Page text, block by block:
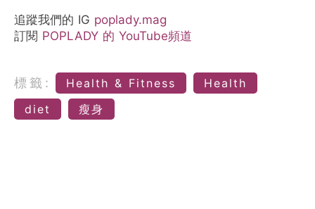
追蹤我們的 IG poplady.mag
訂閱 POPLADY 的 YouTube頻道
標籤: Health & Fitness
Health
diet
瘦身